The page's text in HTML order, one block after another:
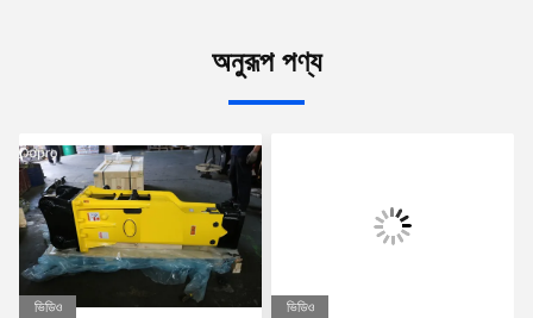
অনুরূপ পণ্য
ভিডিও ভিডিও